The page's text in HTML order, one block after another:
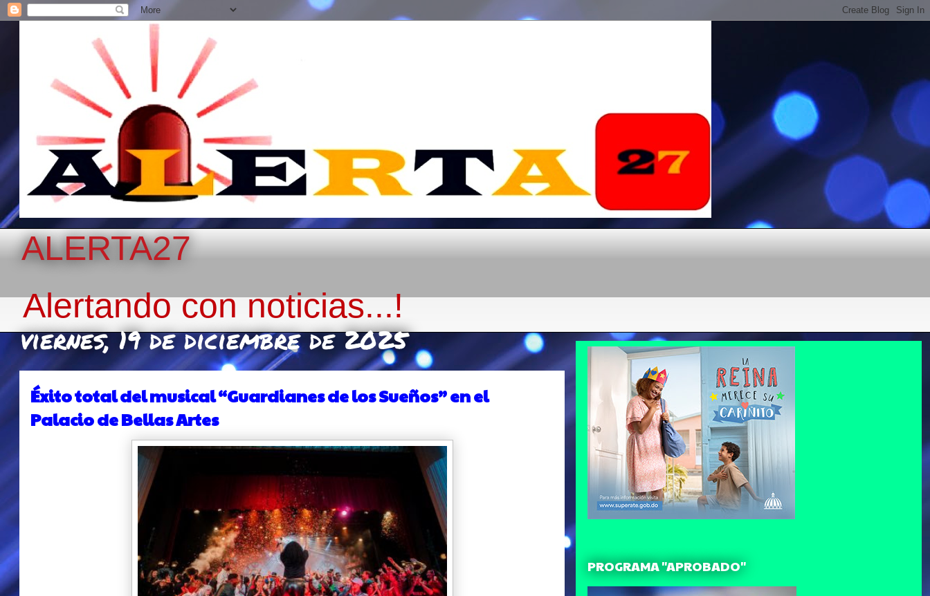
ALERTA27
Alertando con noticias...!
viernes, 19 de diciembre de 2025
Éxito total del musical “Guardianes de los Sueños” en el
Palacio de Bellas Artes
PROGRAMA "APROBADO"